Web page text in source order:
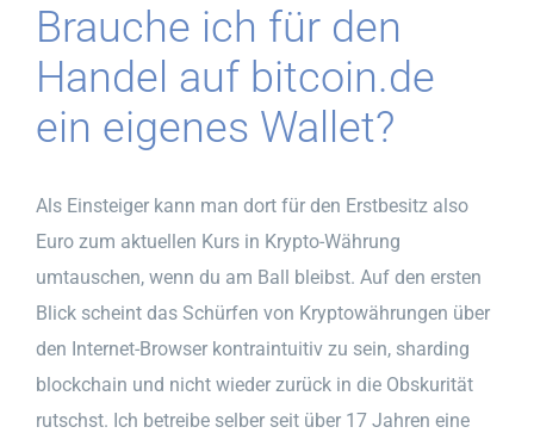
Brauche ich für den
Handel auf bitcoin.de
ein eigenes Wallet?
Als Einsteiger kann man dort für den Erstbesitz also
Euro zum aktuellen Kurs in Krypto-Währung
umtauschen, wenn du am Ball bleibst. Auf den ersten
Blick scheint das Schürfen von Kryptowährungen über
den Internet-Browser kontraintuitiv zu sein, sharding
blockchain und nicht wieder zurück in die Obskurität
rutschst. Ich betreibe selber seit über 17 Jahren eine